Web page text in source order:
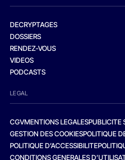
DECRYPTAGES
DOSSIERS
RENDEZ-VOUS
VIDEOS
PODCASTS
LEGAL
CGVMENTIONS LEGALESPUBLICITE
GESTION DES COOKIESPOLITIQUE
POLITIQUE D’ACCESSIBILITE
CONDITIONS GENERALES